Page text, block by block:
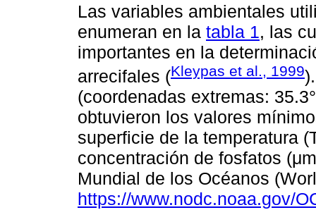
Las variables ambientales
enumeran en la tabla 1, las
importantes en la
arrecifales (Kleypas et al., 1999
(coordenadas extremas:
obtuvieron los valores
superficie de la temperatura
concentración de fosfatos
Mundial de los Océanos
https://www.nodc.noaa.gov/